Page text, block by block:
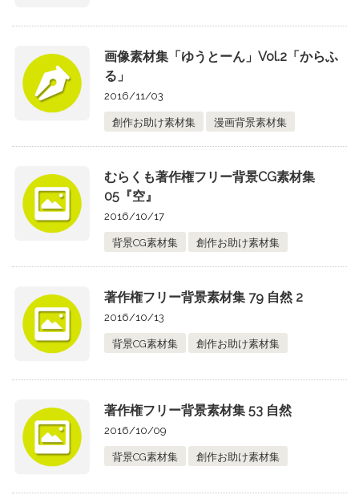
画像素材集「ゆうとーん」Vol.2「からふ
る」
2016/11/03
創作お助け素材集 漫画背景素材集
むらくも著作権フリー背景CG素材集
05『空』
2016/10/17
背景CG素材集 創作お助け素材集
著作権フリー背景素材集 79 自然 2
2016/10/13
背景CG素材集 創作お助け素材集
著作権フリー背景素材集 53 自然
2016/10/09
背景CG素材集 創作お助け素材集